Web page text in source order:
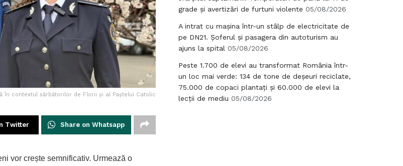
în contextul sărbătorilor de Florii și al Paștelui Catolic
Twitter Share on Whatsapp
vor crește semnificativ. Urmează o
grade și avertizări de furtuni violente 05/08/2026
A intrat cu mașina într-un stâlp de electricitate de
pe DN21. Șoferul și pasagera din autoturism au
ajuns la spital 05/08/2026
Peste 1.700 de elevi au transformat România într-
un loc mai verde: 134 de tone de deșeuri reciclate,
75.000 de copaci plantați și 60.000 de elevi la
lecții de mediu 05/08/2026